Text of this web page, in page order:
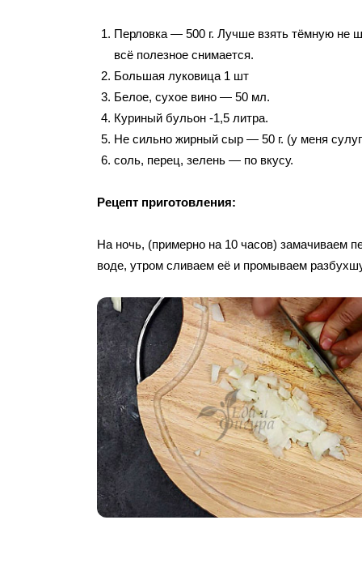
Перловка — 500 г. Лучше взять тёмную не
всё полезное снимается.
Большая луковица 1 шт
Белое, сухое вино — 50 мл.
Куриный бульон -1,5 литра.
Не сильно жирный сыр — 50 г. (у меня
соль, перец, зелень — по вкусу.
Рецепт приготовления:
На ночь, (примерно на 10 часов) замачиваем
воде, утром сливаем её и промываем